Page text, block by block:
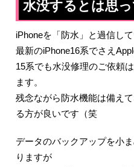
水没するとは思
iPhoneを「防水」と過信し
最新のiPhone16系でさえ
15系でも水没修理のご依頼
ます。
残念ながら防水機能は備え
る方が良いです（笑
データのバックアップを小
りますが